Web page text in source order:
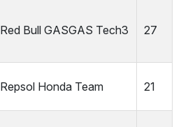
Red Bull GASGAS Tech3 27
Repsol Honda Team 21